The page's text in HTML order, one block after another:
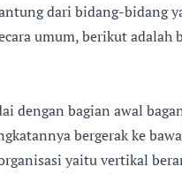
dari bidang-bidang
umum, berikut adalah
dengan bagian awal
bergerak ke
yaitu vertikal